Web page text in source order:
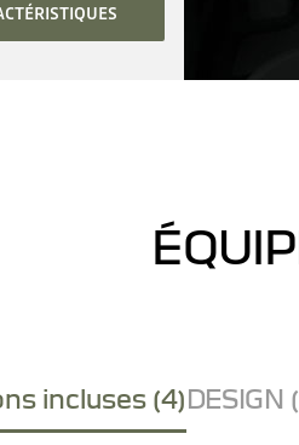
incluses (4)DESIGN